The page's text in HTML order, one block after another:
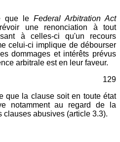
que le Federal Arbitration Act
une renonciation à tout
à celles-ci qu'un recours
celui-ci implique de débourser
dommages et intérêts prévus
arbitrale est en leur faveur.
129
que la clause soit en toute état
notamment au regard de la
abusives (article 3.3).